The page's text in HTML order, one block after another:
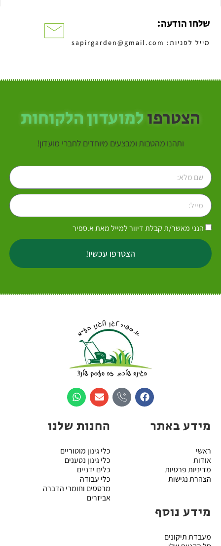
שלחו הודעה:
מייל לפניות: sapirgarden@gmail.com
הצטרפולמועדון הלקוחות
ותהנו מהטבות ומבצעים מיוחדים לחברי מועדון!
הנני מאשר/ת קבלת דיוור למייל מאת א.ספיר
הצטרפו עכשיו!
מידע באתר
ראשי
אודות
מדיניות פרטיות
הצהרת נגישות
החנות שלנו
כלי גינון מוטוריים
כלי גינון נטענים
כלים ידניים
כלי עבודה
מרססים וחומרי הדברה
אביזרים
מידע נוסף
מעבדת תיקונים